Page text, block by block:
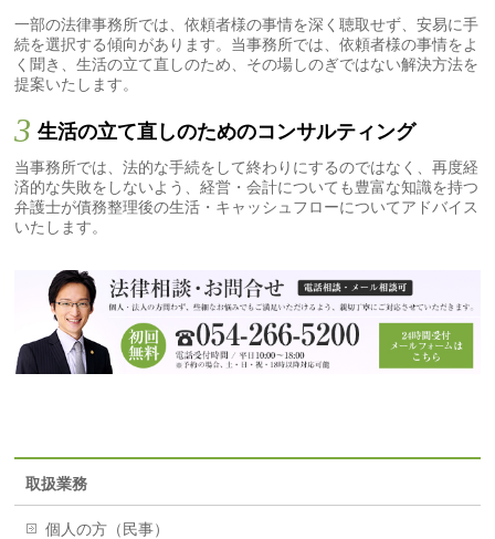
一部の法律事務所では、依頼者様の事情を深く聴取せず、安易に手
続を選択する傾向があります。当事務所では、依頼者様の事情をよ
く聞き、生活の立て直しのため、その場しのぎではない解決方法を
提案いたします。
3 生活の立て直しのためのコンサルティング
当事務所では、法的な手続をして終わりにするのではなく、再度経
済的な失敗をしないよう、経営・会計についても豊富な知識を持つ
弁護士が債務整理後の生活・キャッシュフローについてアドバイス
いたします。
取扱業務
個人の方（民事）